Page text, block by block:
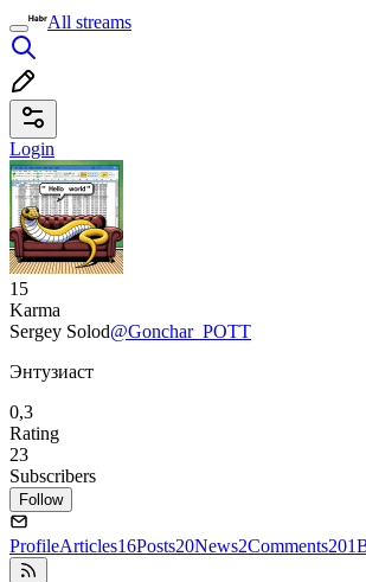
All streams
Login
15
Karma
Sergey Solod@Gonchar_POTT
Энтузиаст
0,3
Rating
23
Subscribers
Follow
ProfileArticles16Posts20News2Comments201